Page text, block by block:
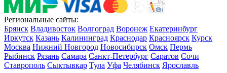
Региональные сайты:
Брянск Владивосток Волгоград Воронеж Екатеринбург
Иркутск Казань Калининград Краснодар Красноярск Курск
Москва Нижний Новгород Новосибирск Омск Пермь
Рыбинск Рязань Самара Санкт-Петербург Саратов Сочи
Ставрополь Сыктывкар Тула Уфа Челябинск Ярославль